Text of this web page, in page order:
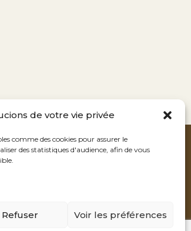
de votre vie privée
comme des cookies pour assurer le
des statistiques d'audience, afin de vous
Refuser Voir les préférences